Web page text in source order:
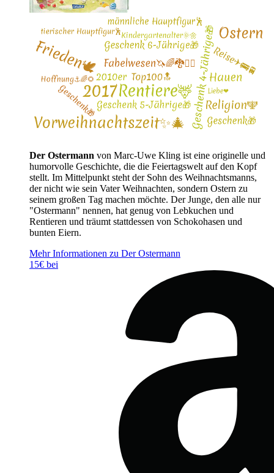
Der Ostermann von Marc-Uwe Kling ist eine originelle und
humorvolle Geschichte, die die Feiertagswelt auf den Kopf
stellt. Im Mittelpunkt steht der Sohn des Weihnachtsmanns,
der nicht wie sein Vater Weihnachten, sondern Ostern zu
seinem großen Tag machen möchte. Der Junge, den alle nur
"Ostermann" nennen, hat genug von Lebkuchen und
Rentieren und träumt stattdessen von Schokohasen und
bunten Eiern.
Mehr Informationen zu Der Ostermann
15€ bei